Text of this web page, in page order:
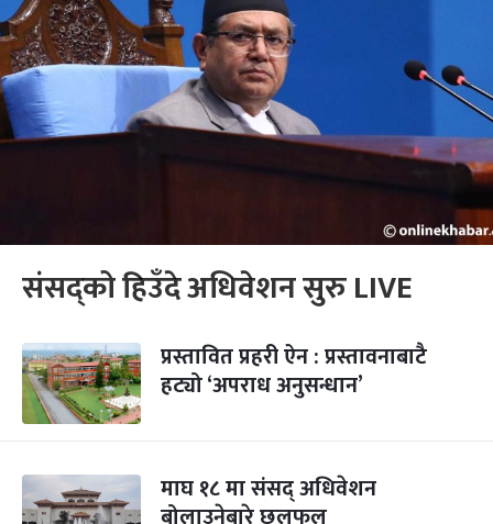
संसद्को हिउँदे अधिवेशन सुरु LIVE
प्रस्तावित प्रहरी ऐन : प्रस्तावनाबाटै
हट्यो ‘अपराध अनुसन्धान’
माघ १८ मा संसद् अधिवेशन